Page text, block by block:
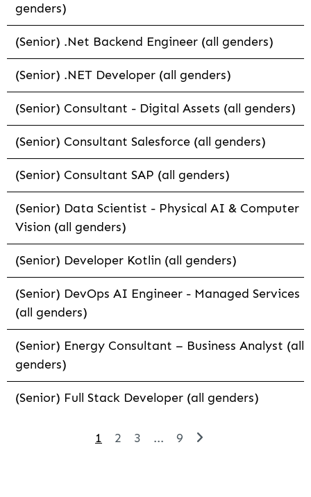
genders)
(Senior) .Net Backend Engineer (all genders)
(Senior) .NET Developer (all genders)
(Senior) Consultant - Digital Assets (all genders)
(Senior) Consultant Salesforce (all genders)
(Senior) Consultant SAP (all genders)
(Senior) Data Scientist - Physical AI & Computer
Vision (all genders)
(Senior) Developer Kotlin (all genders)
(Senior) DevOps AI Engineer - Managed Services
(all genders)
(Senior) Energy Consultant – Business Analyst (all
genders)
(Senior) Full Stack Developer (all genders)
1 2 3 ... 9